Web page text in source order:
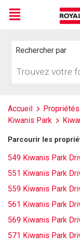
Menu
Rechercher par
votre
Accueil Propriétés
Kiwanis Park
Parcourir les
549 Kiwanis Park
551 Kiwanis Park
559 Kiwanis Park
561 Kiwanis Park
569 Kiwanis Park
571 Kiwanis Park